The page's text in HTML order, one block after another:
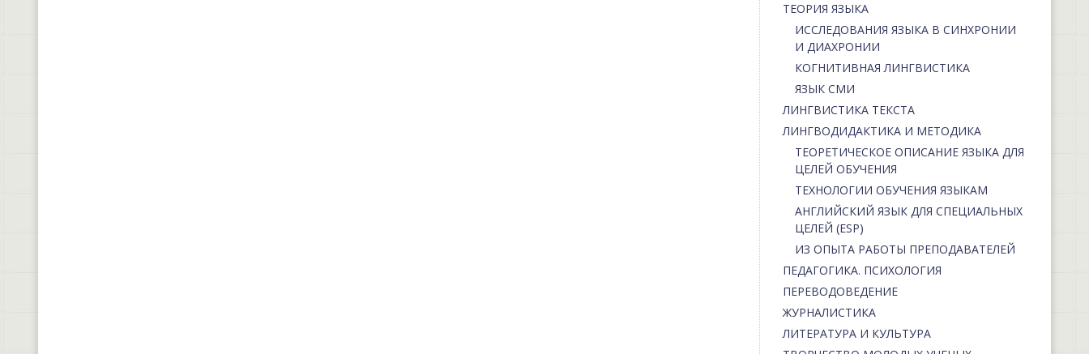
ТЕОРИЯ ЯЗЫКА
ИССЛЕДОВАНИЯ ЯЗЫКА В СИНХРОНИИ
И ДИАХРОНИИ
КОГНИТИВНАЯ ЛИНГВИСТИКА
ЯЗЫК СМИ
ЛИНГВИСТИКА ТЕКСТА
ЛИНГВОДИДАКТИКА И МЕТОДИКА
ТЕОРЕТИЧЕСКОЕ ОПИСАНИЕ ЯЗЫКА ДЛЯ
ЦЕЛЕЙ ОБУЧЕНИЯ
ТЕХНОЛОГИИ ОБУЧЕНИЯ ЯЗЫКАМ
АНГЛИЙСКИЙ ЯЗЫК ДЛЯ СПЕЦИАЛЬНЫХ
ЦЕЛЕЙ (ESP)
ИЗ ОПЫТА РАБОТЫ ПРЕПОДАВАТЕЛЕЙ
ПЕДАГОГИКА. ПСИХОЛОГИЯ
ПЕРЕВОДОВЕДЕНИЕ
ЖУРНАЛИСТИКА
ЛИТЕРАТУРА И КУЛЬТУРА